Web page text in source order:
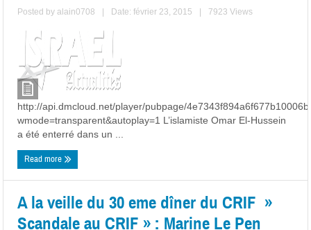
Posted byalain0708 Date: février 23, 2015 7923 Views
http://api.dmcloud.net/player/pubpage/
wmode=transparent&autoplay=1 L’islamiste Omar El-Hussein
a été enterré dans un ...
Read more
A la veille du 30 eme dîner du CRIF »
Scandale au CRIF » : Marine Le Pen